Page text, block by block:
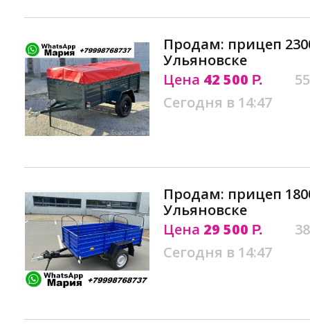
Продам: прицеп
Ульяновске
Цена 42 500 Р.
Сегодня в 14:47
Продам: прицеп
Ульяновске
Цена 29 500 Р.
Сегодня в 14:47